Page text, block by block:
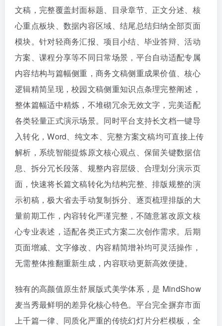
文稿，完整覆盖封面标题、目录章节、正文分述、核
心重点板块、数据内容区域、结尾总结归纳全部页面
模块。针对轻商务汇报、项目小结、毕业答辩、活动
方案、课程分享等不同日常场景，平台自动适配专属
内容结构与篇幅侧重，商务文稿侧重成果价值、核心
逻辑精简呈现，校园文稿侧重知识点条理完整阐述，
整体篇幅适中精炼，不堆砌冗余无效文字，完美适配
各类轻量正式演示场景。同时平台支持长文档一键导
入转化，Word、纯文本、完整方案文稿均可直接上传
解析，系统智能提炼原文核心观点、保留关键数据信
息、拆分冗长段落、规整内容层级、合理划分演示页
面，快速将长篇文稿转化为结构完整、排版规整的演
示初稿，极大省去手动复制拆分、逐页梳理排版的大
量前期工作，内容转化严谨完整，不随意篡改原文核
心专业表述，适配各类正式方案二次创作需求。后期
页面增减、文字修改、内容精简增补均可灵活操作，
无需整体推翻重新生成，内容联动更新高效便捷。
独有的高颜值原生舒展版式美学体系，是 MindShow
麦当秀最鲜明的差异化核心特色。平台完全摒弃市面
上千篇一律、同质化严重的传统幻灯片分栏模板，全